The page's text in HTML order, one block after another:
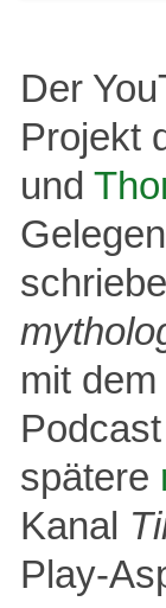
Der
Projekt
und
mit
Podcast
spätere
Kanal
Play-